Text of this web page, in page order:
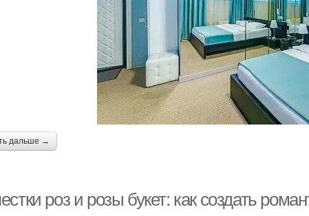
дальше →
роз и розы букет: как создать